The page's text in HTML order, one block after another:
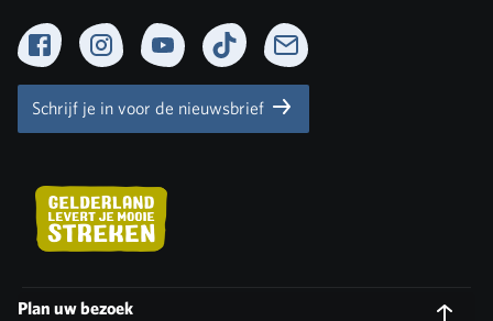
FacebookInstagramYouTubeTikTok Newsletter
Schrijf je in voor de nieuwsbrief
Plan uw bezoek